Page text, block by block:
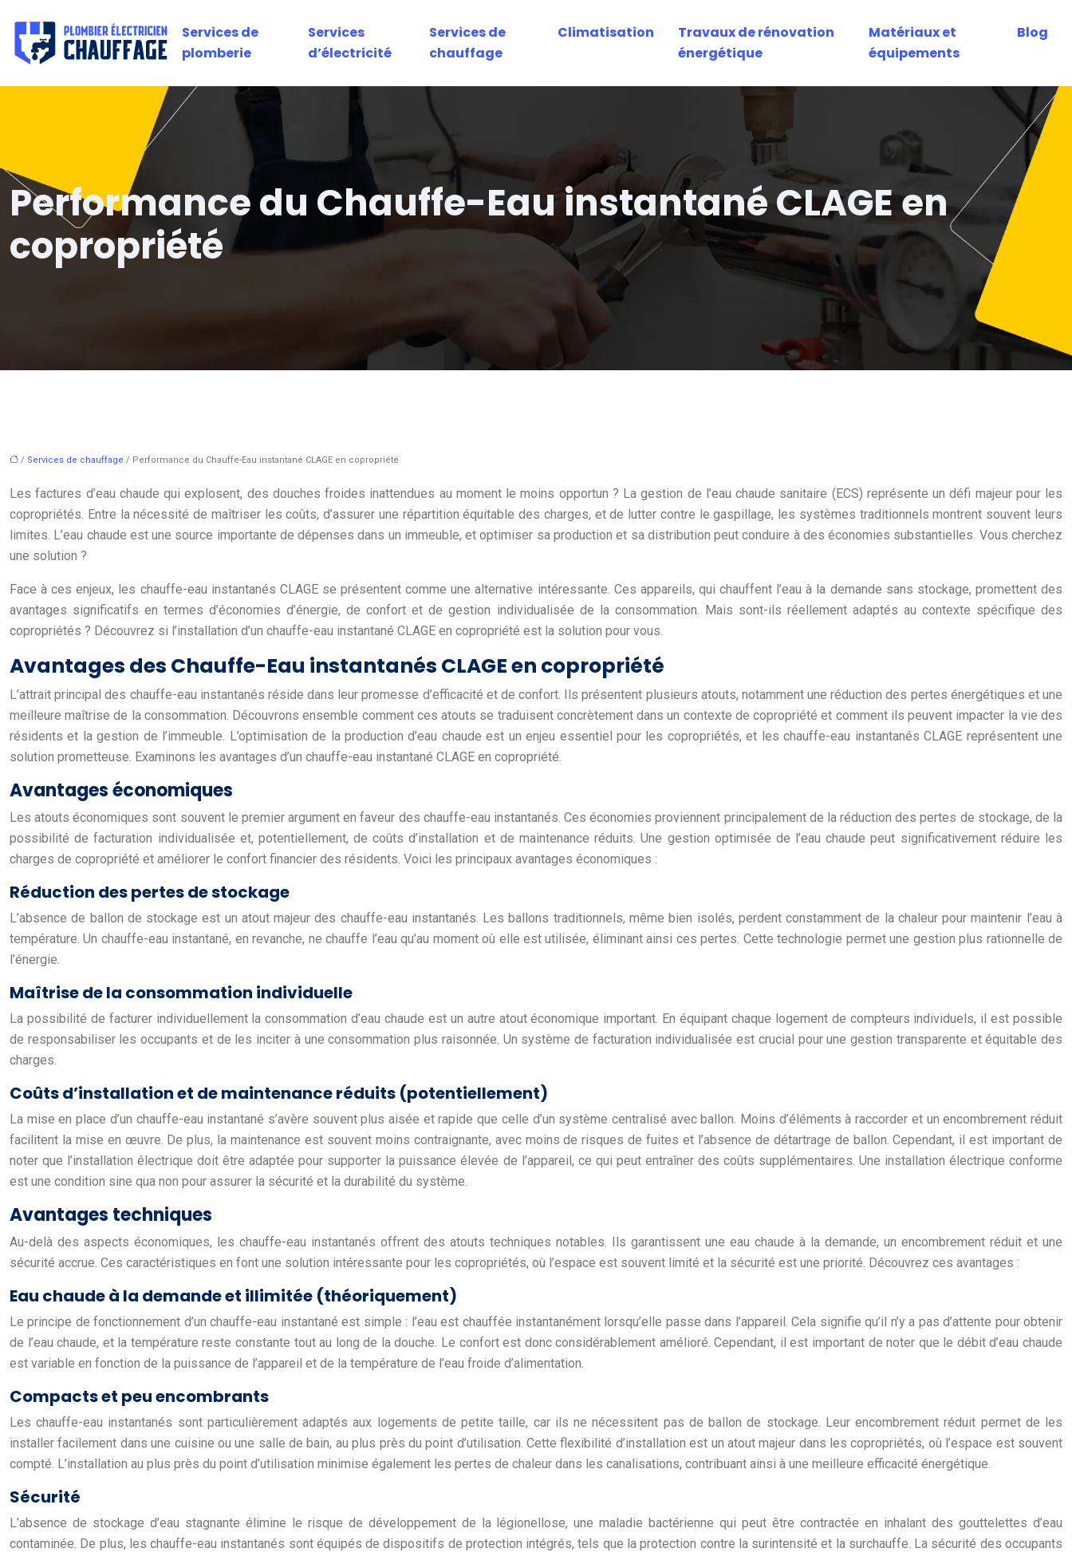
Services de
plomberie
Services
d’électricité
Services de
chauffage
Climatisation
Travaux de rénovation
énergétique
Matériaux et
équipements
Blog
Performance du Chauffe-Eau instantané CLAGE en
copropriété
/ Services de chauffage / Performance du Chauffe-Eau instantané CLAGE en copropriété
Les factures d’eau chaude qui explosent, des douches froides inattendues au moment le moins opportun ? La gestion de l’eau chaude sanitaire (ECS) représente un défi majeur pour les
copropriétés. Entre la nécessité de maîtriser les coûts, d’assurer une répartition équitable des charges, et de lutter contre le gaspillage, les systèmes traditionnels montrent souvent leurs
limites. L’eau chaude est une source importante de dépenses dans un immeuble, et optimiser sa production et sa distribution peut conduire à des économies substantielles. Vous cherchez
une solution ?
Face à ces enjeux, les chauffe-eau instantanés CLAGE se présentent comme une alternative intéressante. Ces appareils, qui chauffent l’eau à la demande sans stockage, promettent des
avantages significatifs en termes d’économies d’énergie, de confort et de gestion individualisée de la consommation. Mais sont-ils réellement adaptés au contexte spécifique des
copropriétés ? Découvrez si l’installation d’un chauffe-eau instantané CLAGE en copropriété est la solution pour vous.
Avantages des Chauffe-Eau instantanés CLAGE en copropriété
L’attrait principal des chauffe-eau instantanés réside dans leur promesse d’efficacité et de confort. Ils présentent plusieurs atouts, notamment une réduction des pertes énergétiques et une
meilleure maîtrise de la consommation. Découvrons ensemble comment ces atouts se traduisent concrètement dans un contexte de copropriété et comment ils peuvent impacter la vie des
résidents et la gestion de l’immeuble. L’optimisation de la production d’eau chaude est un enjeu essentiel pour les copropriétés, et les chauffe-eau instantanés CLAGE représentent une
solution prometteuse. Examinons les avantages d’un chauffe-eau instantané CLAGE en copropriété.
Avantages économiques
Les atouts économiques sont souvent le premier argument en faveur des chauffe-eau instantanés. Ces économies proviennent principalement de la réduction des pertes de stockage, de la
possibilité de facturation individualisée et, potentiellement, de coûts d’installation et de maintenance réduits. Une gestion optimisée de l’eau chaude peut significativement réduire les
charges de copropriété et améliorer le confort financier des résidents. Voici les principaux avantages économiques :
Réduction des pertes de stockage
L’absence de ballon de stockage est un atout majeur des chauffe-eau instantanés. Les ballons traditionnels, même bien isolés, perdent constamment de la chaleur pour maintenir l’eau à
température. Un chauffe-eau instantané, en revanche, ne chauffe l’eau qu’au moment où elle est utilisée, éliminant ainsi ces pertes. Cette technologie permet une gestion plus rationnelle de
l’énergie.
Maîtrise de la consommation individuelle
La possibilité de facturer individuellement la consommation d’eau chaude est un autre atout économique important. En équipant chaque logement de compteurs individuels, il est possible
de responsabiliser les occupants et de les inciter à une consommation plus raisonnée. Un système de facturation individualisée est crucial pour une gestion transparente et équitable des
charges.
Coûts d’installation et de maintenance réduits (potentiellement)
La mise en place d’un chauffe-eau instantané s’avère souvent plus aisée et rapide que celle d’un système centralisé avec ballon. Moins d’éléments à raccorder et un encombrement réduit
facilitent la mise en œuvre. De plus, la maintenance est souvent moins contraignante, avec moins de risques de fuites et l’absence de détartrage de ballon. Cependant, il est important de
noter que l’installation électrique doit être adaptée pour supporter la puissance élevée de l’appareil, ce qui peut entraîner des coûts supplémentaires. Une installation électrique conforme
est une condition sine qua non pour assurer la sécurité et la durabilité du système.
Avantages techniques
Au-delà des aspects économiques, les chauffe-eau instantanés offrent des atouts techniques notables. Ils garantissent une eau chaude à la demande, un encombrement réduit et une
sécurité accrue. Ces caractéristiques en font une solution intéressante pour les copropriétés, où l’espace est souvent limité et la sécurité est une priorité. Découvrez ces avantages :
Eau chaude à la demande et illimitée (théoriquement)
Le principe de fonctionnement d’un chauffe-eau instantané est simple : l’eau est chauffée instantanément lorsqu’elle passe dans l’appareil. Cela signifie qu’il n’y a pas d’attente pour obtenir
de l’eau chaude, et la température reste constante tout au long de la douche. Le confort est donc considérablement amélioré. Cependant, il est important de noter que le débit d’eau chaude
est variable en fonction de la puissance de l’appareil et de la température de l’eau froide d’alimentation.
Compacts et peu encombrants
Les chauffe-eau instantanés sont particulièrement adaptés aux logements de petite taille, car ils ne nécessitent pas de ballon de stockage. Leur encombrement réduit permet de les
installer facilement dans une cuisine ou une salle de bain, au plus près du point d’utilisation. Cette flexibilité d’installation est un atout majeur dans les copropriétés, où l’espace est souvent
compté. L’installation au plus près du point d’utilisation minimise également les pertes de chaleur dans les canalisations, contribuant ainsi à une meilleure efficacité énergétique.
Sécurité
L’absence de stockage d’eau stagnante élimine le risque de développement de la légionellose, une maladie bactérienne qui peut être contractée en inhalant des gouttelettes d’eau
contaminée. De plus, les chauffe-eau instantanés sont équipés de dispositifs de protection intégrés, tels que la protection contre la surintensité et la surchauffe. La sécurité des occupants